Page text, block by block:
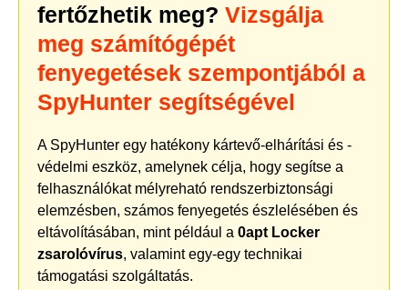
fertőzhetik meg? Vizsgálja
meg számítógépét
fenyegetések szempontjából a
SpyHunter segítségével
A SpyHunter egy hatékony kártevő-elhárítási és -
védelmi eszköz, amelynek célja, hogy segítse a
felhasználókat mélyreható rendszerbiztonsági
elemzésben, számos fenyegetés észlelésében és
eltávolításában, mint például a 0apt Locker
zsarolóvírus, valamint egy-egy technikai
támogatási szolgáltatás.